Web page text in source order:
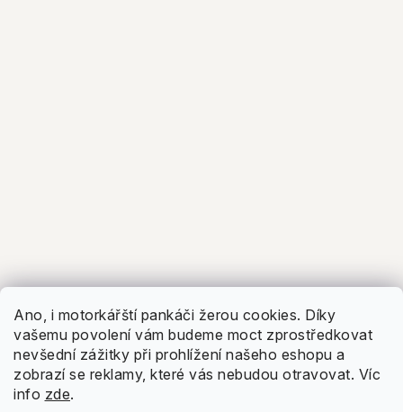
Ano, i motorkářští pankáči žerou cookies. Díky
vašemu povolení vám budeme moct zprostředkovat
nevšední zážitky při prohlížení našeho eshopu a
zobrazí se reklamy, které vás nebudou otravovat. Víc
info zde.